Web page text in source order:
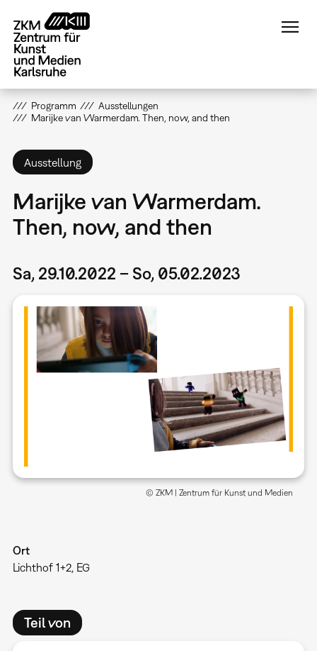
zum
Inhalt
Programm
Ausstellungen
Marijke van Warmerdam. Then, now, and then
Ausstellung
Marijke van Warmerdam.
Then, now, and then
Sa, 29.10.2022 – So, 05.02.2023
© ZKM | Zentrum für Kunst und Medien
Ort
Lichthof 1+2, EG
Teil von